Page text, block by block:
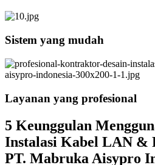
Sistem yang mudah
Layanan yang profesional
5 Keunggulan
Instalasi Kabel LAN &
PT. Mabruka Aisypro